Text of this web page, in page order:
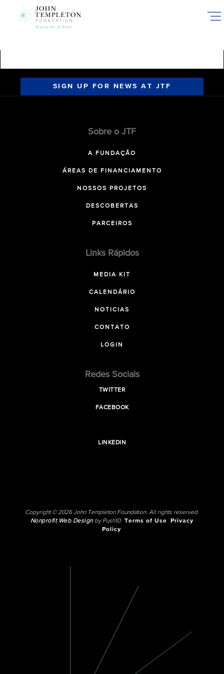
SIGN UP FOR NEWS AT JTF
Sobre o JTF
A FUNDAÇÃO
ÁREAS DE FINANCIAMENTO
NOSSOS PROJETOS
DESCOBERTAS
PARCEIROS
Links Rápidos
MEDIA KIT
CALENDÁRIO
NOTICIAS
CONTATO
LOGIN
Redes Sociais
TWITTER
FACEBOOK
LINKEDIN
Copyright © 2026 John Templeton Foundation. All rights reserved.
Nonprofit Web Designby Push10. Terms of Use
Privacy
Policy